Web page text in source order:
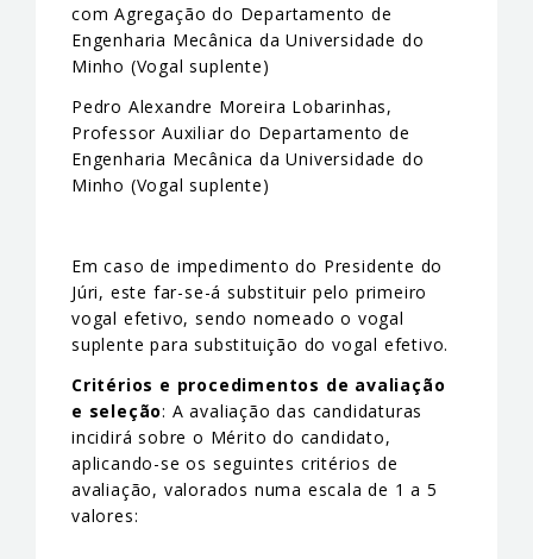
com Agregação do Departamento de
Engenharia Mecânica da Universidade do
Minho (Vogal suplente)
Pedro Alexandre Moreira Lobarinhas,
Professor Auxiliar do Departamento de
Engenharia Mecânica da Universidade do
Minho (Vogal suplente)
Em caso de impedimento do Presidente do
Júri, este far-se-á substituir pelo primeiro
vogal efetivo, sendo nomeado o vogal
suplente para substituição do vogal efetivo.
Critérios e procedimentos de avaliação
e seleção: A avaliação das candidaturas
incidirá sobre o Mérito do candidato,
aplicando-se os seguintes critérios de
avaliação, valorados numa escala de 1 a 5
valores: